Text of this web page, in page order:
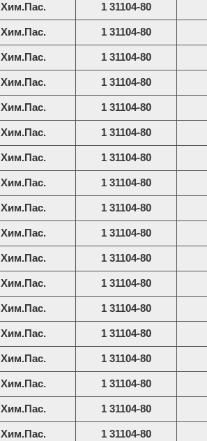
Хим.Пас. 1 31104-80
Хим.Пас. 1 31104-80
Хим.Пас. 1 31104-80
Хим.Пас. 1 31104-80
Хим.Пас. 1 31104-80
Хим.Пас. 1 31104-80
Хим.Пас. 1 31104-80
Хим.Пас. 1 31104-80
Хим.Пас. 1 31104-80
Хим.Пас. 1 31104-80
Хим.Пас. 1 31104-80
Хим.Пас. 1 31104-80
Хим.Пас. 1 31104-80
Хим.Пас. 1 31104-80
Хим.Пас. 1 31104-80
Хим.Пас. 1 31104-80
Хим.Пас. 1 31104-80
Хим.Пас. 1 31104-80